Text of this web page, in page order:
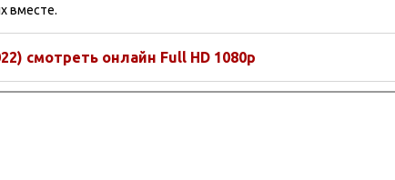
вместе.
смотреть онлайн Full HD 1080p